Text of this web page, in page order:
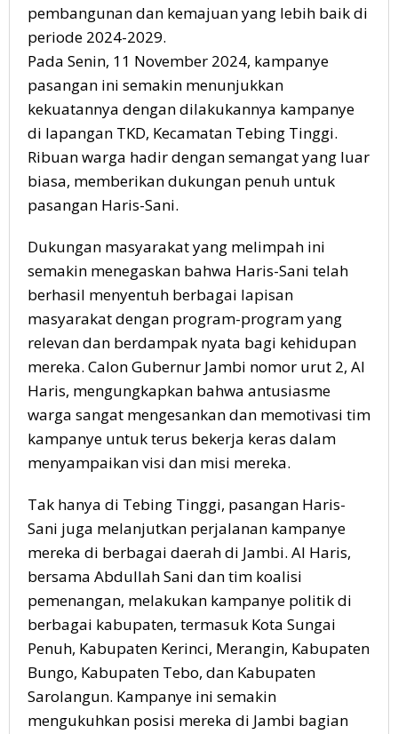
pembangunan dan kemajuan yang lebih baik di
periode 2024-2029.
Pada Senin, 11 November 2024, kampanye
pasangan ini semakin menunjukkan
kekuatannya dengan dilakukannya kampanye
di lapangan TKD, Kecamatan Tebing Tinggi.
Ribuan warga hadir dengan semangat yang luar
biasa, memberikan dukungan penuh untuk
pasangan Haris-Sani.
Dukungan masyarakat yang melimpah ini
semakin menegaskan bahwa Haris-Sani telah
berhasil menyentuh berbagai lapisan
masyarakat dengan program-program yang
relevan dan berdampak nyata bagi kehidupan
mereka. Calon Gubernur Jambi nomor urut 2, Al
Haris, mengungkapkan bahwa antusiasme
warga sangat mengesankan dan memotivasi tim
kampanye untuk terus bekerja keras dalam
menyampaikan visi dan misi mereka.
Tak hanya di Tebing Tinggi, pasangan Haris-
Sani juga melanjutkan perjalanan kampanye
mereka di berbagai daerah di Jambi. Al Haris,
bersama Abdullah Sani dan tim koalisi
pemenangan, melakukan kampanye politik di
berbagai kabupaten, termasuk Kota Sungai
Penuh, Kabupaten Kerinci, Merangin, Kabupaten
Bungo, Kabupaten Tebo, dan Kabupaten
Sarolangun. Kampanye ini semakin
mengukuhkan posisi mereka di Jambi bagian